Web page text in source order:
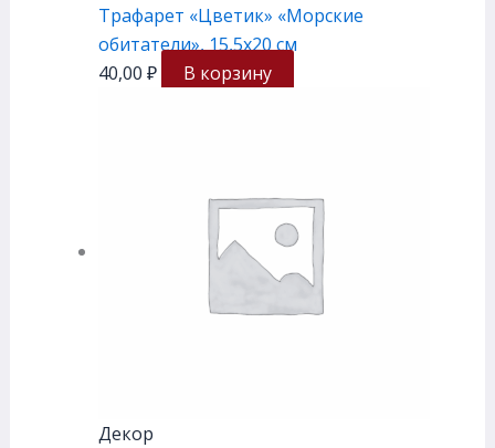
Трафарет «Цветик» «Морские
обитатели», 15,5х20 см
40,00 ₽ В корзину
Декор